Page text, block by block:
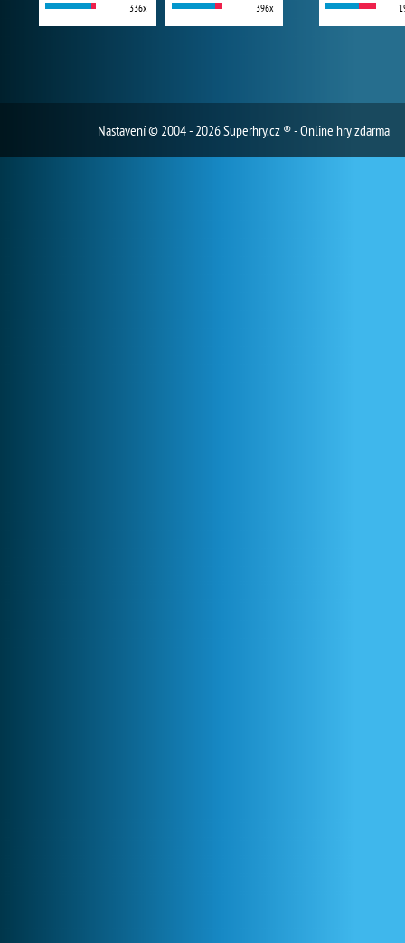
336x 396x
Nastavení© 2004 - 2026 Superhry.cz ® - Online hry zdarma